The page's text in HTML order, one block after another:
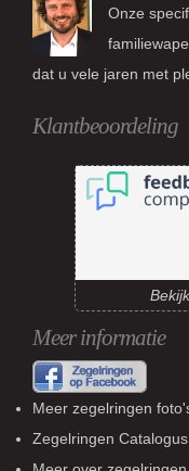
Onze
dat u vele jaren met
Klantbeoordeling
Meer informatie
Meer zegelringen
Zegelringen Catalogus